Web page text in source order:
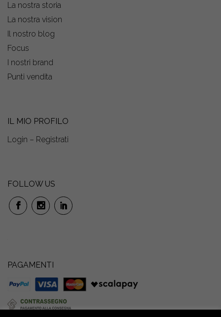
La nostra storia
La nostra vision
Il nostro blog
Focus
I nostri brand
Punti vendita
IL MIO PROFILO
Login – Registrati
FOLLOW US
PAGAMENTI